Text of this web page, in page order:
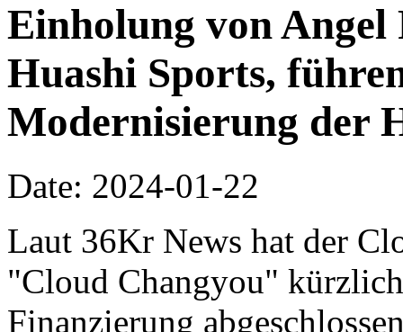
Einholung von
Huashi Sports,
Modernisierung der
Date: 2024-01-22
Laut 36Kr News hat der
"Cloud Changyou"
Finanzierung